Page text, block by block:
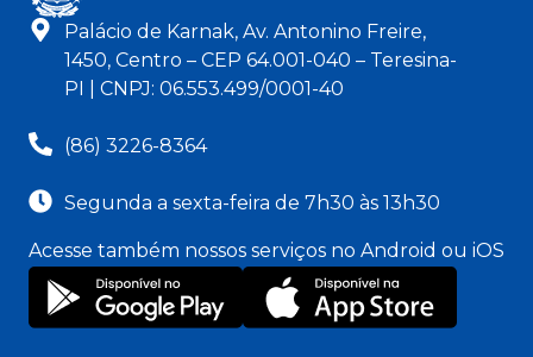
Palácio de Karnak, Av. Antonino Freire,
1450, Centro – CEP 64.001-040 – Teresina-
PI | CNPJ: 06.553.499/0001-40
(86) 3226-8364
Segunda a sexta-feira de 7h30 às 13h30
Acesse também nossos serviços no Android ou iOS